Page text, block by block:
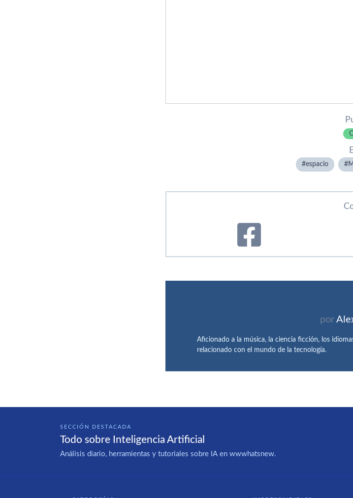
espacio
por
Aficionado a la música, la ciencia ficción, los
relacionado con el mundo de la tecnología.
SECCIÓN DESTACADA
Todo sobre Inteligencia Artificial
Análisis diario, herramientas y tutoriales sobre IA en wwwhatsnew.